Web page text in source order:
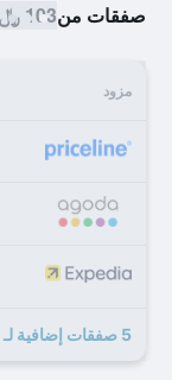
صفقات من103 ﷼
مزود
5 صفقات إضافية لـ ترات سيتي هوتل